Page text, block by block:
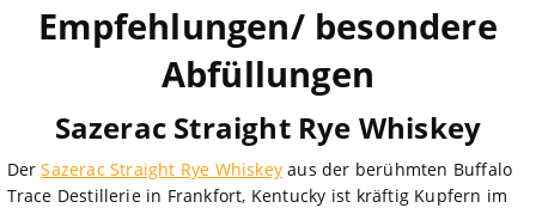
Empfehlungen/ besondere
Abfüllungen
Sazerac Straight Rye Whiskey
DerSazerac Straight Rye Whiskeyaus der berühmten Buffalo
Trace Destillerie in Frankfort, Kentucky ist kräftig Kupfern im